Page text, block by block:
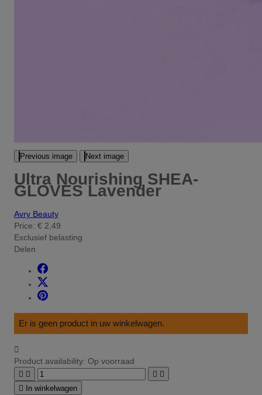
Previous image Next image
Ultra Nourishing SHEA-
GLOVES Lavender
Avry Beauty
Price: € 2,49
Exclusief belasting
Delen
Er is geen product in uw winkelwagen.

Product availability: Op voorraad
   
 In winkelwagen